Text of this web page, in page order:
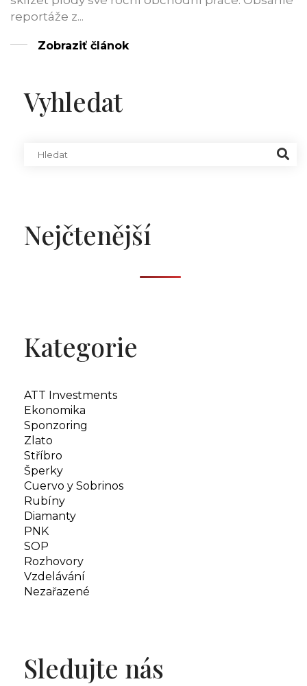
reportáže z...
Zobraziť článok
Vyhledat
Nejčtenější
Kategorie
ATT Investments
Ekonomika
Sponzoring
Zlato
Stříbro
Šperky
Cuervo y Sobrinos
Rubíny
Diamanty
PNK
SOP
Rozhovory
Vzdelávání
Nezařazené
Sledujte nás